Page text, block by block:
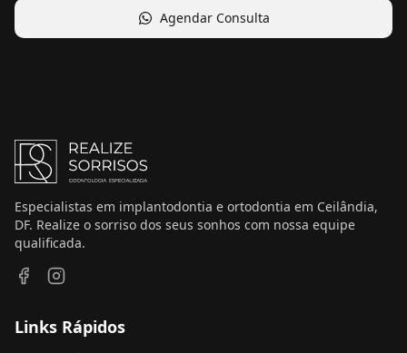
Agendar Consulta
Especialistas em implantodontia e ortodontia em Ceilândia,
DF. Realize o sorriso dos seus sonhos com nossa equipe
qualificada.
Links Rápidos